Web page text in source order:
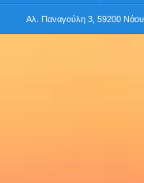
Αλ. Παναγούλη 3, 59200